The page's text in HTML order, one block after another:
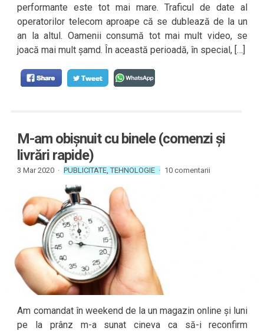
performante este tot mai mare. Traficul de date al
operatorilor telecom aproape că se dublează de la un
an la altul. Oamenii consumă tot mai mult video, se
joacă mai mult șamd. În această perioadă, în special, […]
M-am obișnuit cu binele (comenzi și
livrări rapide)
3 Mar 2020 · PUBLICITATE,TEHNOLOGIE · 10 comentarii
Am comandat în weekend de la un magazin online și luni
pe la prânz m-a sunat cineva ca să-i reconfirm